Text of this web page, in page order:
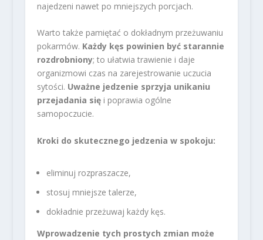
najedzeni nawet po mniejszych porcjach.
Warto także pamiętać o dokładnym przeżuwaniu
pokarmów. Każdy kęs powinien być starannie
rozdrobniony; to ułatwia trawienie i daje
organizmowi czas na zarejestrowanie uczucia
sytości. Uważne jedzenie sprzyja unikaniu
przejadania sięi poprawia ogólne
samopoczucie.
Kroki do skutecznego jedzenia w spokoju:
eliminuj rozpraszacze,
stosuj mniejsze talerze,
dokładnie przeżuwaj każdy kęs.
Wprowadzenie tych prostych zmian może